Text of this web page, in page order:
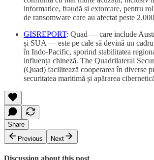
informatice, fraudă și extorcare, pentru
de ransomware care au afectat peste
GISREPORT: Quad — care include
și SUA — este pe cale să devină un
în Indo-Pacific, sporind stabilitatea
influența chineză. The Quadrilateral
(Quad) facilitează cooperarea în diverse
securitatea maritimă și apărarea
Share
Previous
Next
Discussion about this post